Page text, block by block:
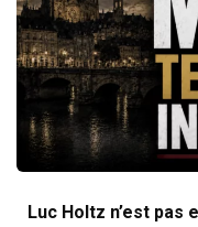
Luc Holtz n’est